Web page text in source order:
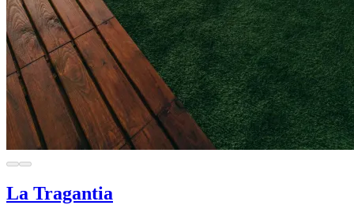
La Tragantia